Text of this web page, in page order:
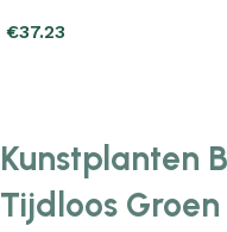
€37.23
Kunstplanten
Tijdloos Groen